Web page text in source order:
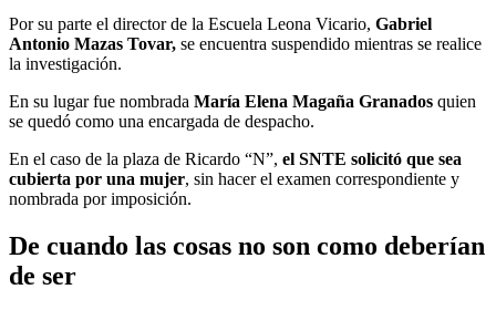
Por su parte el director de la Escuela Leona Vicario, Gabriel
Antonio Mazas Tovar, se encuentra suspendido mientras se realice
la investigación.
En su lugar fue nombrada María Elena Magaña Granados quien
se quedó como una encargada de despacho.
En el caso de la plaza de Ricardo “N”, el SNTE solicitó que sea
cubierta por una mujer, sin hacer el examen correspondiente y
nombrada por imposición.
De cuando las cosas no son como deberían
de ser